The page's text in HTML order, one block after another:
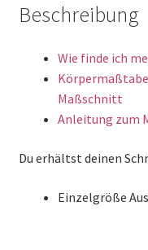
Beschreibung
Wie finde ich
Maßschnitt
Anleitung zum
Du erhältst deinen
Einzelgröße